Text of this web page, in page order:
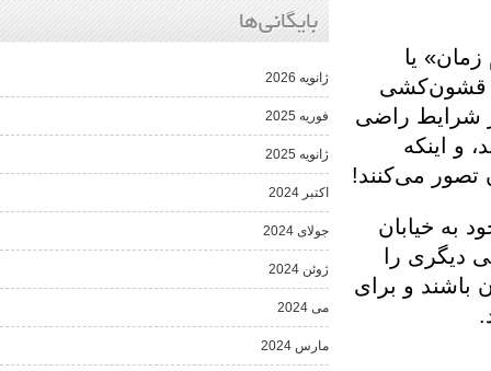
یا
راضی
می‌کنند!
را
و برای
بایگانی‌ها
فوریه 2025